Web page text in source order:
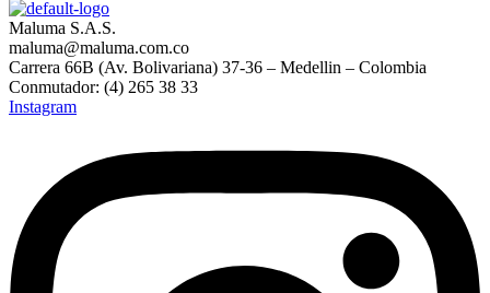
Maluma S.A.S.
maluma@maluma.com.co
Carrera 66B (Av. Bolivariana) 37-36 – Medellin – Colombia
Conmutador: (4) 265 38 33
Instagram